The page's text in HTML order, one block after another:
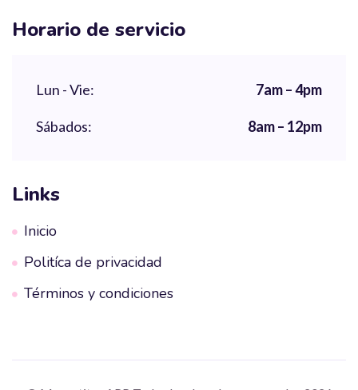
Horario de servicio
Lun - Vie: 7am – 4pm
Sábados: 8am – 12pm
Links
Inicio
Politíca de privacidad
Términos y condiciones